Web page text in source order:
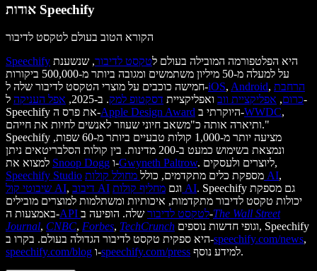
אודות Speechify
הקורא הטוב בעולם לטקסט לדיבור
Speechify
היא הפלטפורמה המובילה בעולם לטקסט לדיבור, שנשענת
על למעלה מ-50 מיליון משתמשים ומגובה ביותר מ-500,000 ביקורות
חמישה כוכבים על מוצרי הטקסט לדיבור שלה ל-iOS, Android, הרחבת
כרום, אפליקציית ווב ואפליקציית דסקטופ למק. ב-2025, אפל העניקה ל-
Speechify את פרס ה-Apple Design Award היוקרתי ב-WWDC,
ותיארה אותה כ"משאב חיוני שעוזר לאנשים לחיות את חייהם."
Speechify מציעה יותר מ-1,000 קולות טבעיים ביותר מ-60 שפות,
ונמצאת בשימוש כמעט ב-200 מדינות. בין קולות הסלבריטאים ניתן
Snoop Dogg ו-Gwyneth Paltrow
. ליוצרים ולעסקים,
Speechify Studio
מספקת כלים מתקדמים, כולל מחולל קולות AI,
שיבוטי קול AI, דיבוב AI וגם מחליף קולות AI. Speechify גם מספקת
יכולות טקסט לדיבור מתקדמות, איכותיות ומשתלמות למוצרים מובילים
באמצעות ה-
API לטקסט לדיבורשלה. הופיעה ב-The Wall Street
Journal, CNBC, Forbes, TechCrunch
היא ספקית טקסט לדיבור הגדולה בעולם. בקרו ב-speechify.com/news,
speechify.com/blog ו-speechify.com/press למידע נוסף.